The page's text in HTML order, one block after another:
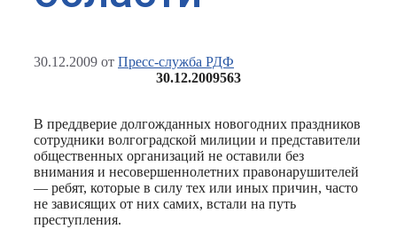
30.12.2009 от Пресс-служба РДФ
30.12.2009563
В преддверие долгожданных новогодних праздников
сотрудники волгоградской милиции и представители
общественных организаций не оставили без
внимания и несовершеннолетних правонарушителей
— ребят, которые в силу тех или иных причин, часто
не зависящих от них самих, встали на путь
преступления.